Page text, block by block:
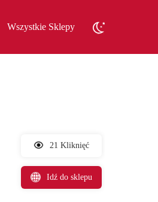
Wszystkie Sklepy
21 Kliknięć
Idź do sklepu